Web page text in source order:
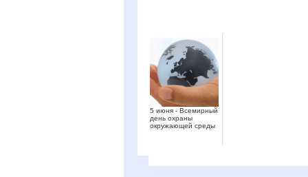
5 июня - Всемирный
день охраны
окружающей среды